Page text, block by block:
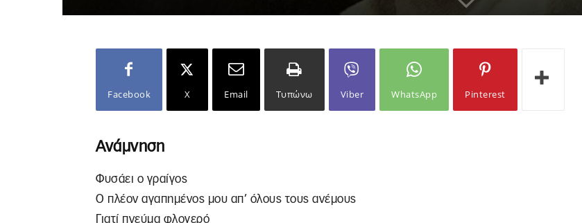
Facebook X Email Τυπώνω Viber WhatsApp Pinterest
Ανάμνηση
Φυσάει ο γραίγος
Ο πλέον αγαπημένος μου απ’ όλους τους ανέμους
Γιατί πνεύμα φλογερό